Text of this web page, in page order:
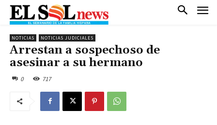
NOTICIAS NOTICIAS JUDICIALES
Arrestan a sospechoso de
asesinar a su hermano
0 717